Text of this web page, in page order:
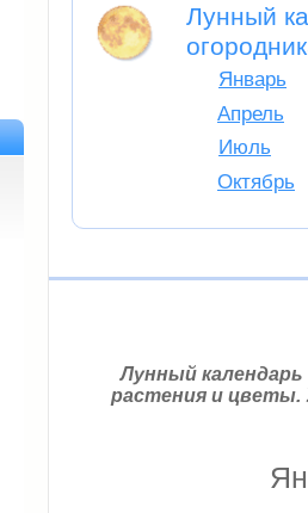
Лунный
Январь
Апрель
Июль
Октябрь
Лунный
растения и